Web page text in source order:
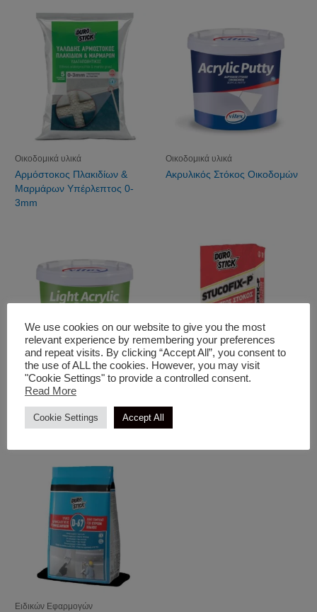
Οικοδομικά υλικά
Αρμόστοκος Πλακιδίων &
Μαρμάρων Υπέρλεπτος 0-
3mm
Οικοδομικά υλικά
Ακρυλικός Στόκος Οικοδομών
Οικοδομικά υλικά
Light Arclylic Putty
Stucofix-P Υπέρλεπτος
Ειδικών Εφαρμογών
We use cookies on our website to give you the most
relevant experience by remembering your preferences
and repeat visits. By clicking “Accept All”, you consent to
the use of ALL the cookies. However, you may visit
"Cookie Settings" to provide a controlled consent.
Read More
Cookie Settings Accept All